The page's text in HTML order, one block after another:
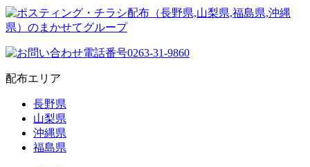
配布エリア
長野県
山梨県
沖縄県
福島県